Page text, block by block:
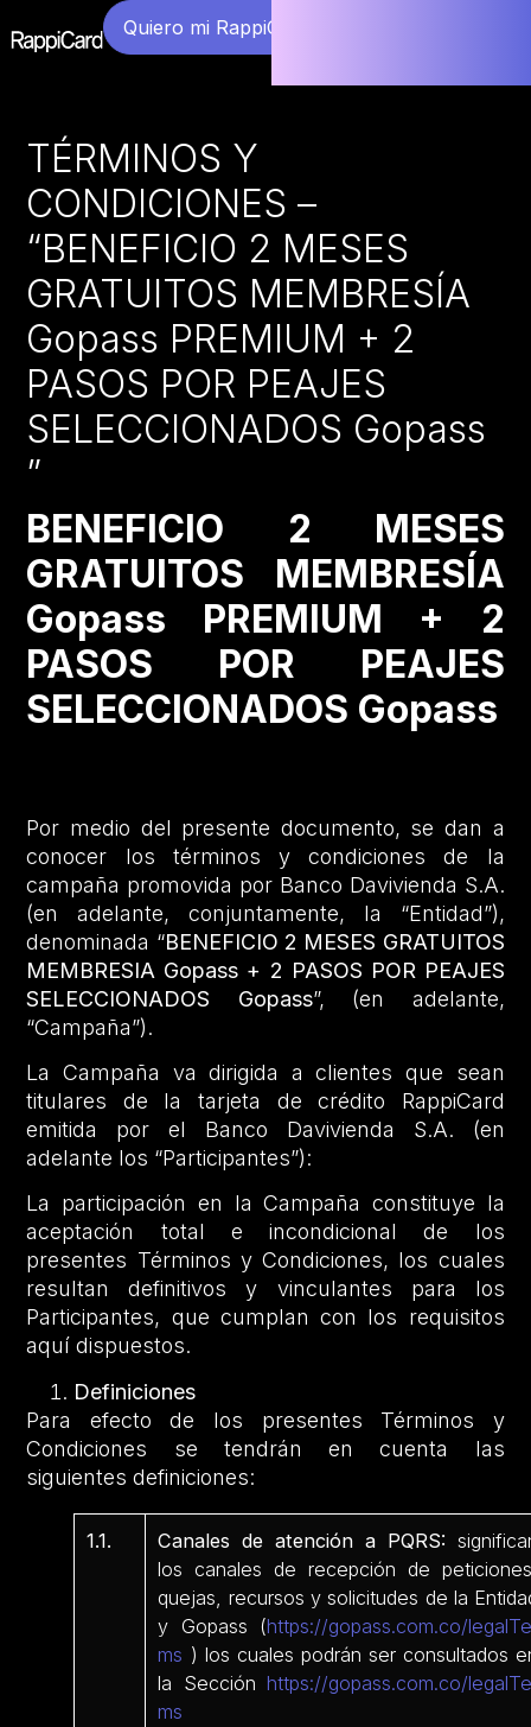
Quiero mi RappiCard
TÉRMINOS Y
CONDICIONES –
“BENEFICIO 2 MESES
GRATUITOS MEMBRESÍA
Gopass PREMIUM + 2
PASOS POR PEAJES
SELECCIONADOS Gopass
”
BENEFICIO 2 MESES
GRATUITOS MEMBRESÍA
Gopass PREMIUM + 2
PASOS POR PEAJES
SELECCIONADOS Gopass
Por medio del presente documento, se dan a
conocer los términos y condiciones de la
campaña promovida por Banco Davivienda S.A.
(en adelante, conjuntamente, la “Entidad”),
denominada “BENEFICIO 2 MESES GRATUITOS
MEMBRESIA Gopass + 2 PASOS POR PEAJES
SELECCIONADOS Gopass”, (en adelante,
“Campaña”).
La Campaña va dirigida a clientes que sean
titulares de la tarjeta de crédito RappiCard
emitida por el Banco Davivienda S.A. (en
adelante los “Participantes”):
La participación en la Campaña constituye la
aceptación total e incondicional de los
presentes Términos y Condiciones, los cuales
resultan definitivos y vinculantes para los
Participantes, que cumplan con los requisitos
aquí dispuestos.
Definiciones
Para efecto de los presentes Términos y
Condiciones se tendrán en cuenta las
siguientes definiciones:
1.1. Canales de atención a PQRS:
los canales de recepción de
quejas, recursos y solicitudes de la
y Gopass (https://gopass.com.co/
ms ) los cuales podrán ser consultados
la Secciónhttps://gopass.com.co/
ms